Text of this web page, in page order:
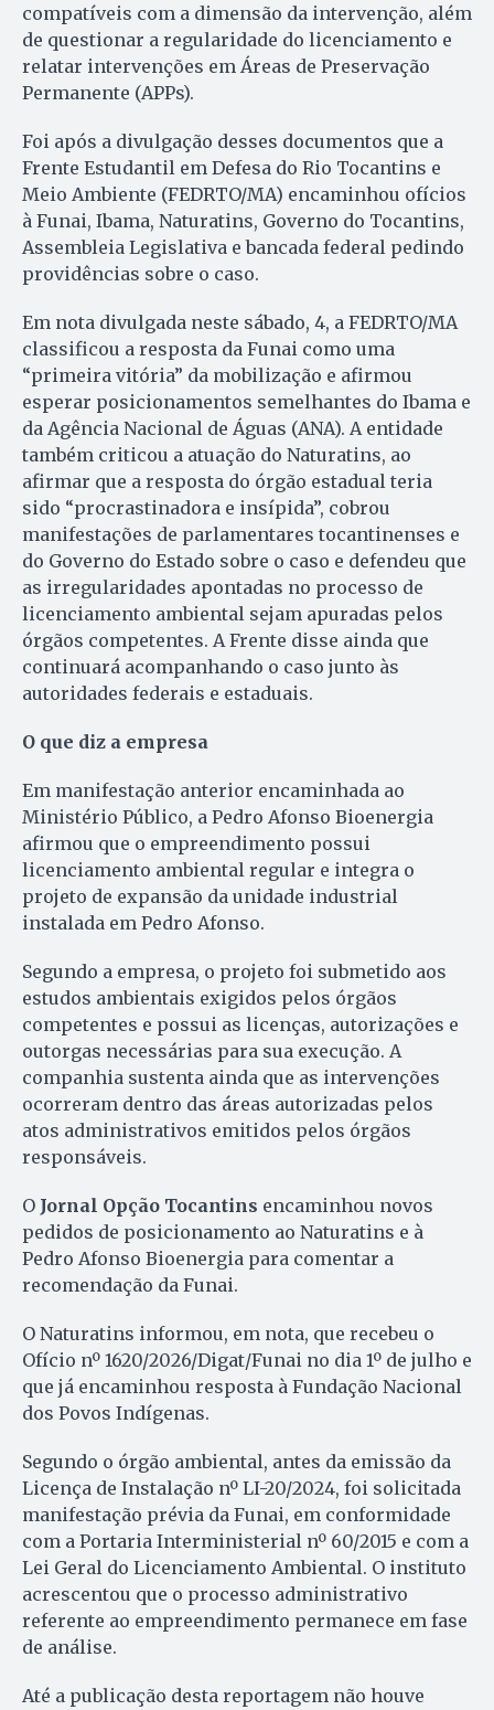
compatíveis com a dimensão da intervenção, além
de questionar a regularidade do licenciamento e
relatar intervenções em Áreas de Preservação
Permanente (APPs).
Foi após a divulgação desses documentos que a
Frente Estudantil em Defesa do Rio Tocantins e
Meio Ambiente (FEDRTO/MA) encaminhou ofícios
à Funai, Ibama, Naturatins, Governo do Tocantins,
Assembleia Legislativa e bancada federal pedindo
providências sobre o caso.
Em nota divulgada neste sábado, 4, a FEDRTO/MA
classificou a resposta da Funai como uma
“primeira vitória” da mobilização e afirmou
esperar posicionamentos semelhantes do Ibama e
da Agência Nacional de Águas (ANA). A entidade
também criticou a atuação do Naturatins, ao
afirmar que a resposta do órgão estadual teria
sido “procrastinadora e insípida”, cobrou
manifestações de parlamentares tocantinenses e
do Governo do Estado sobre o caso e defendeu que
as irregularidades apontadas no processo de
licenciamento ambiental sejam apuradas pelos
órgãos competentes. A Frente disse ainda que
continuará acompanhando o caso junto às
autoridades federais e estaduais.
O que diz a empresa
Em manifestação anterior encaminhada ao
Ministério Público, a Pedro Afonso Bioenergia
afirmou que o empreendimento possui
licenciamento ambiental regular e integra o
projeto de expansão da unidade industrial
instalada em Pedro Afonso.
Segundo a empresa, o projeto foi submetido aos
estudos ambientais exigidos pelos órgãos
competentes e possui as licenças, autorizações e
outorgas necessárias para sua execução. A
companhia sustenta ainda que as intervenções
ocorreram dentro das áreas autorizadas pelos
atos administrativos emitidos pelos órgãos
responsáveis.
O Jornal Opção Tocantins encaminhou novos
pedidos de posicionamento ao Naturatins e à
Pedro Afonso Bioenergia para comentar a
recomendação da Funai.
O Naturatins informou, em nota, que recebeu o
Ofício nº 1620/2026/Digat/Funai no dia 1º de julho e
que já encaminhou resposta à Fundação Nacional
dos Povos Indígenas.
Segundo o órgão ambiental, antes da emissão da
Licença de Instalação nº LI-20/2024, foi solicitada
manifestação prévia da Funai, em conformidade
com a Portaria Interministerial nº 60/2015 e com a
Lei Geral do Licenciamento Ambiental. O instituto
acrescentou que o processo administrativo
referente ao empreendimento permanece em fase
de análise.
Até a publicação desta reportagem não houve